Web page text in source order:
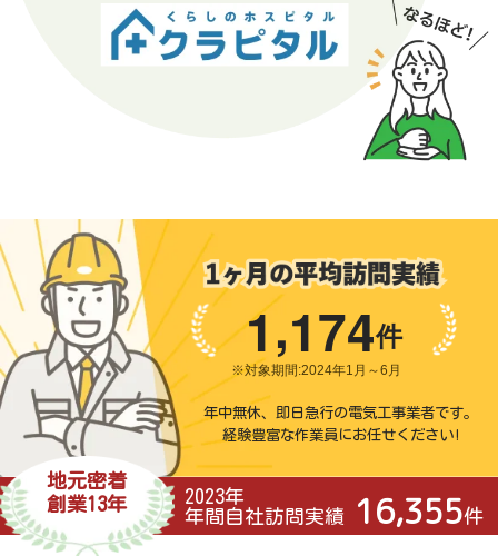
1,174件
年中無休、即日急行の電気工事業者です。
経験豊富な作業員にお任せください!
地元密着
創業13年
2023年
年間自社訪問実績
16,355件